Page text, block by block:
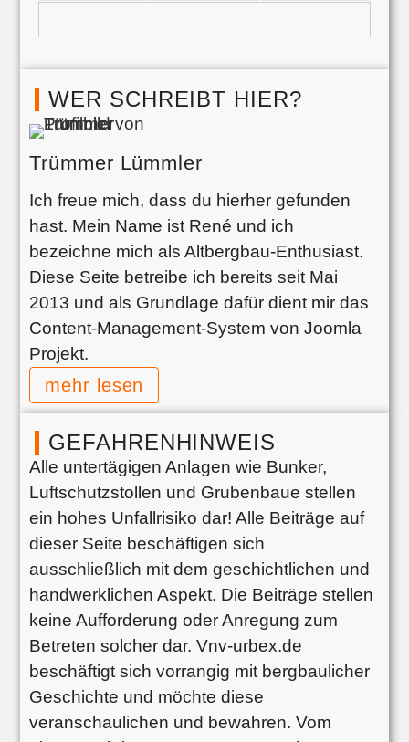
WER SCHREIBT HIER?
Trümmer Lümmler
Ich freue mich, dass du hierher gefunden
hast. Mein Name ist René und ich
bezeichne mich als Altbergbau-Enthusiast.
Diese Seite betreibe ich bereits seit Mai
2013 und als Grundlage dafür dient mir das
Content-Management-System von Joomla
Projekt.
mehr lesen
GEFAHRENHINWEIS
Alle untertägigen Anlagen wie Bunker,
Luftschutzstollen und Grubenbaue stellen
ein hohes Unfallrisiko dar! Alle Beiträge auf
dieser Seite beschäftigen sich
ausschließlich mit dem geschichtlichen und
handwerklichen Aspekt. Die Beiträge stellen
keine Aufforderung oder Anregung zum
Betreten solcher dar. Vnv-urbex.de
beschäftigt sich vorrangig mit bergbaulicher
Geschichte und möchte diese
veranschaulichen und bewahren. Vom